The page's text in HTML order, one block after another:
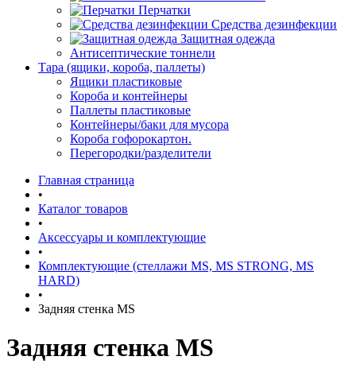
Перчатки
Средства дезинфекции
Защитная одежда
Антисептические тоннели
Тара (ящики, короба, паллеты)
Ящики пластиковые
Короба и контейнеры
Паллеты пластиковые
Контейнеры/баки для мусора
Короба гофорокартон.
Перегородки/разделители
Главная страница
•
Каталог товаров
•
Аксессуары и комплектующие
•
Комплектующие (стеллажи MS, MS STRONG, MS
HARD)
•
Задняя стенка MS
Задняя стенка MS